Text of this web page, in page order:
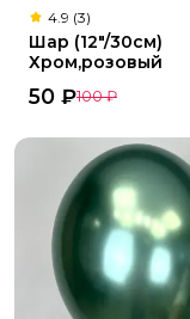
4.9 (3)
Шар (12"/30см)
Хром,розовый
50 ₽100 ₽